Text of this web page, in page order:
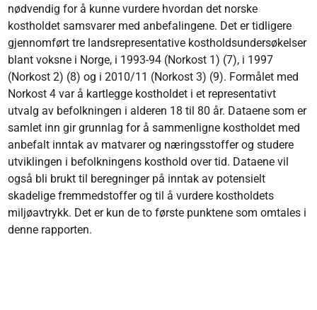
nødvendig for å kunne vurdere hvordan det norske
kostholdet samsvarer med anbefalingene. Det er tidligere
gjennomført tre landsrepresentative kostholdsundersøkelser
blant voksne i Norge, i 1993-94 (Norkost 1) (7), i 1997
(Norkost 2) (8) og i 2010/11 (Norkost 3) (9). Formålet med
Norkost 4 var å kartlegge kostholdet i et representativt
utvalg av befolkningen i alderen 18 til 80 år. Dataene som er
samlet inn gir grunnlag for å sammenligne kostholdet med
anbefalt inntak av matvarer og næringsstoffer og studere
utviklingen i befolkningens kosthold over tid. Dataene vil
også bli brukt til beregninger på inntak av potensielt
skadelige fremmedstoffer og til å vurdere kostholdets
miljøavtrykk. Det er kun de to første punktene som omtales i
denne rapporten.